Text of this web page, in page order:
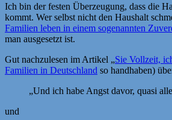
Ich bin der festen Überzeugung, dass die
kommt. Wer selbst nicht den Haushalt
Familien leben in einem sogenannten
man ausgesetzt ist.
Gut nachzulesen im Artikel „Sie Vollzeit,
Familien in Deutschland so handhaben)
„Und ich habe Angst davor, quasi
und